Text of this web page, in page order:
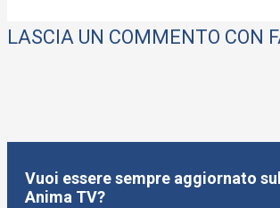
LASCIA UN COMMENTO CON
Vuoi essere sempre aggiornato
Anima TV?